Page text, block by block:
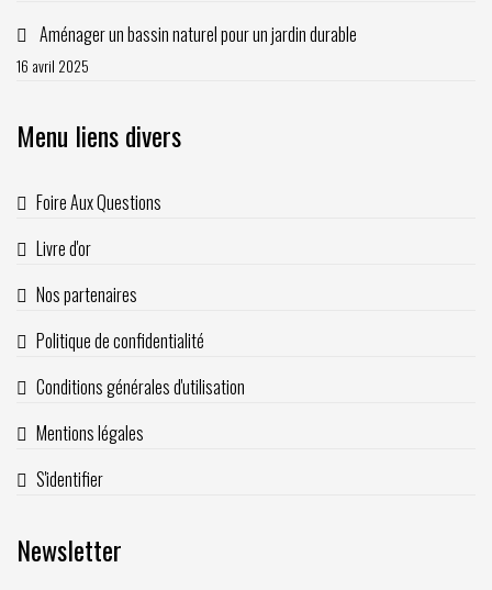
Aménager un bassin naturel pour un jardin durable
16 avril 2025
Menu liens divers
Foire Aux Questions
Livre d'or
Nos partenaires
Politique de confidentialité
Conditions générales d'utilisation
Mentions légales
S'identifier
Newsletter